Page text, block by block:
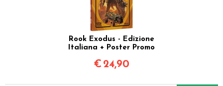
Rook Exodus - Edizione
Italiana + Poster Promo
€ 24,90